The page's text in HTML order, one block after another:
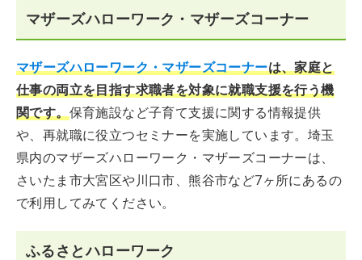
マザーズハローワーク・マザーズコーナー
マザーズハローワーク・マザーズコーナーは、家庭と
仕事の両立を目指す求職者を対象に就職支援を行う機
関です。保育施設など子育て支援に関する情報提供
や、再就職に役立つセミナーを実施しています。埼玉
県内のマザーズハローワーク・マザーズコーナーは、
さいたま市大宮区や川口市、熊谷市など7ヶ所にあるの
で利用してみてください。
ふるさとハローワーク